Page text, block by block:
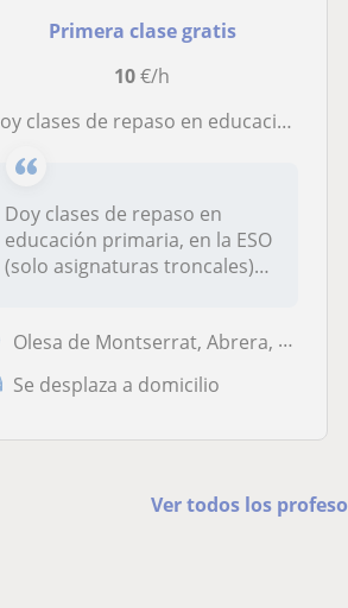
Primera clase gratis
10€/h
Doy clases de repaso en educación primaria, en la ESO (solo asignaturas troncales) y en Bachillerato (asignaturas troncales y en la modalidad artística escénica)
Doy clases de repaso en
educación primaria, en la ESO
(solo asignaturas troncales)
Olesa de Montserrat, Abrera, Esparreguera
Se desplaza a domicilio
Ver todos los